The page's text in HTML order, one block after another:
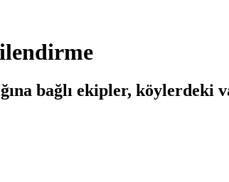
bağlı ekipler, köylerdeki